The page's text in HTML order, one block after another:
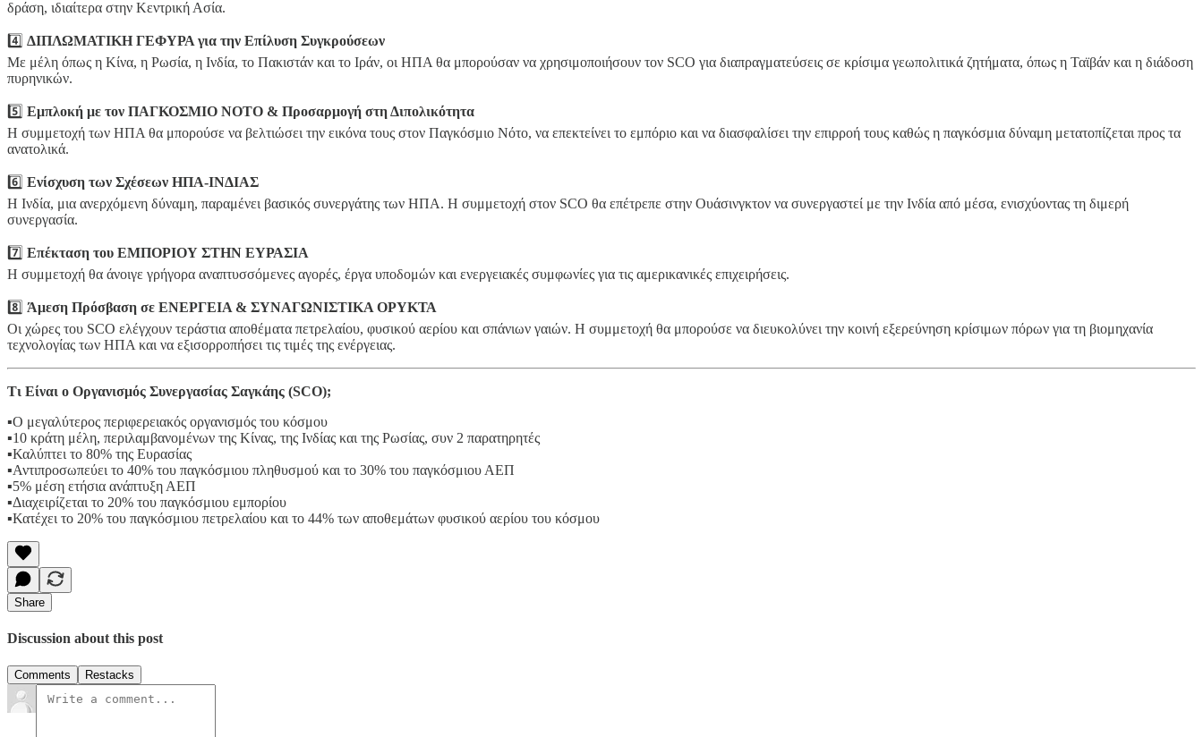
δράση, ιδιαίτερα στην Κεντρική Ασία.
4️⃣ ΔΙΠΛΩΜΑΤΙΚΗ ΓΕΦΥΡΑ για την Επίλυση Συγκρούσεων
Με μέλη όπως η Κίνα, η Ρωσία, η Ινδία, το Πακιστάν και το Ιράν, οι ΗΠΑ θα μπορούσαν να χρησιμοποιήσουν τον SCO για διαπραγματεύσεις σε κρίσιμα γεωπολιτικά ζητήματα, όπως η Ταϊβάν και η διάδοση
πυρηνικών.
5️⃣ Εμπλοκή με τον ΠΑΓΚΟΣΜΙΟ ΝΟΤΟ & Προσαρμογή στη Διπολικότητα
Η συμμετοχή των ΗΠΑ θα μπορούσε να βελτιώσει την εικόνα τους στον Παγκόσμιο Νότο, να επεκτείνει το εμπόριο και να διασφαλίσει την επιρροή τους καθώς η παγκόσμια δύναμη μετατοπίζεται προς τα
ανατολικά.
6️⃣ Ενίσχυση των Σχέσεων ΗΠΑ-ΙΝΔΙΑΣ
Η Ινδία, μια ανερχόμενη δύναμη, παραμένει βασικός συνεργάτης των ΗΠΑ. Η συμμετοχή στον SCO θα επέτρεπε στην Ουάσινγκτον να συνεργαστεί με την Ινδία από μέσα, ενισχύοντας τη διμερή
συνεργασία.
7️⃣ Επέκταση του ΕΜΠΟΡΙΟΥ ΣΤΗΝ ΕΥΡΑΣΙΑ
Η συμμετοχή θα άνοιγε γρήγορα αναπτυσσόμενες αγορές, έργα υποδομών και ενεργειακές συμφωνίες για τις αμερικανικές επιχειρήσεις.
8️⃣ Άμεση Πρόσβαση σε ΕΝΕΡΓΕΙΑ & ΣΥΝΑΓΩΝΙΣΤΙΚΑ ΟΡΥΚΤΑ
Οι χώρες του SCO ελέγχουν τεράστια αποθέματα πετρελαίου, φυσικού αερίου και σπάνιων γαιών. Η συμμετοχή θα μπορούσε να διευκολύνει την κοινή εξερεύνηση κρίσιμων πόρων για τη βιομηχανία
τεχνολογίας των ΗΠΑ και να εξισορροπήσει τις τιμές της ενέργειας.
Τι Είναι ο Οργανισμός Συνεργασίας Σαγκάης (SCO);
▪️Ο μεγαλύτερος περιφερειακός οργανισμός του κόσμου
▪️10 κράτη μέλη, περιλαμβανομένων της Κίνας, της Ινδίας και της Ρωσίας, συν 2 παρατηρητές
▪️Καλύπτει το 80% της Ευρασίας
▪️Αντιπροσωπεύει το 40% του παγκόσμιου πληθυσμού και το 30% του παγκόσμιου ΑΕΠ
▪️5% μέση ετήσια ανάπτυξη ΑΕΠ
▪️Διαχειρίζεται το 20% του παγκόσμιου εμπορίου
▪️Κατέχει το 20% του παγκόσμιου πετρελαίου και το 44% των αποθεμάτων φυσικού αερίου του κόσμου
Share
Discussion about this post
Comments Restacks